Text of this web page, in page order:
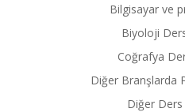
Bilgisayar ve
Biyoloji
Coğrafya
Diğer Branşlarda
Diğer Ders